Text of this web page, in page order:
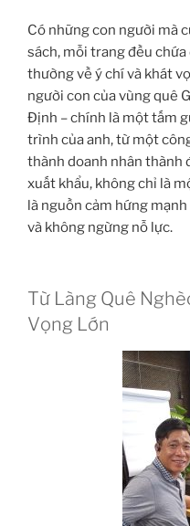
Có những con người mà
sách, mỗi trang đều
thường về ý chí và khát
người con của vùng quê
Định – chính là một tấm
trình của anh, từ một
thành doanh nhân thành
xuất khẩu, không chỉ là
là nguồn cảm hứng
và không ngừng nỗ lực.
Từ Làng Quê
Vọng Lớn